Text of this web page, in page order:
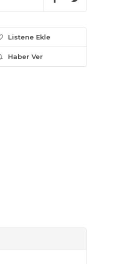
Listene Ekle
Haber Ver